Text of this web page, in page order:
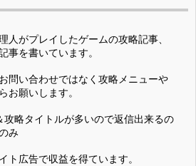
人がプレイしたゲームの攻略記事、
事を書いています。
問い合わせではなく攻略メニューや
お願いします。
略タイトルが多いので返信出来るの
み
ト広告で収益を得ています。